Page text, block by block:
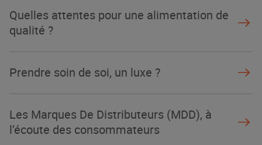
Quelles attentes pour une alimentation de
qualité ?
Prendre soin de soi, un luxe ?
Les Marques De Distributeurs (MDD), à
l’écoute des consommateurs